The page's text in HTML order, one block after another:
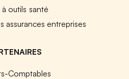
outils santé
assurances entreprises
Comptables